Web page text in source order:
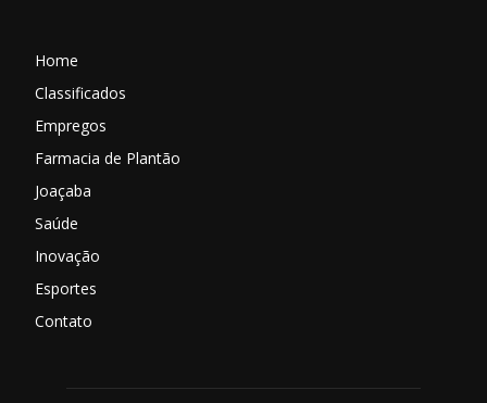
Home
Classificados
Empregos
Farmacia de Plantão
Joaçaba
Saúde
Inovação
Esportes
Contato